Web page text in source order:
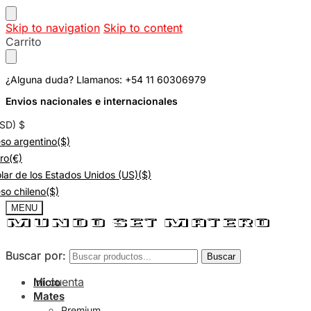
Skip to navigation Skip to content
Carrito
¿Alguna duda? Llamanos: +54 11 60306979
Envios nacionales e internacionales
$
argentino($)
(€)
de los Estados Unidos (US)($)
chileno($)
MENU
Buscar por: Buscar
Mi cuenta
Buscar por: Buscar
Inicio
Mates